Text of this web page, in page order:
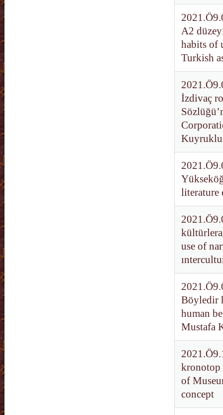
A2
habits of
Turkish
İzdivaç
Kuyruklu
literature
use of
Böyledir
human
Mustafa
kronotop
of
concept